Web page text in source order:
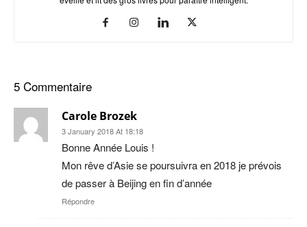
5 Commentaire
Carole Brozek
3 January 2018 At 18:18
Bonne Année Louis !
Mon rêve d’Asie se poursuivra en 2018 je prévois
de passer à Beijing en fin d’année
Répondre